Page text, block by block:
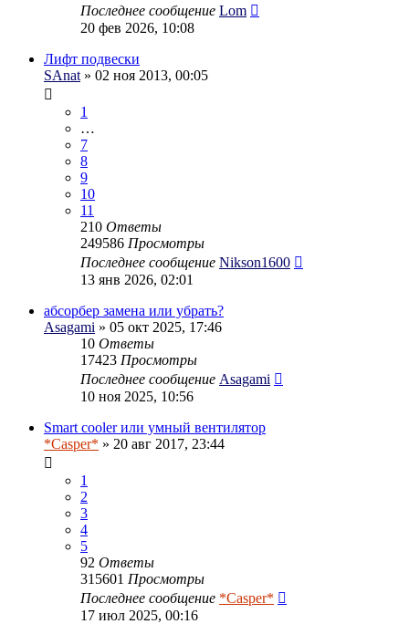
Последнее сообщение Lom
20 фев 2026, 10:08
Лифт подвески
SAnat » 02 ноя 2013, 00:05
1
…
7
8
9
10
11
210 Ответы
249586 Просмотры
Последнее сообщение Nikson1600
13 янв 2026, 02:01
абсорбер замена или убрать?
Asagami » 05 окт 2025, 17:46
10 Ответы
17423 Просмотры
Последнее сообщение Asagami
10 ноя 2025, 10:56
Smart cooler или умный вентилятор
*Casper* » 20 авг 2017, 23:44
1
2
3
4
5
92 Ответы
315601 Просмотры
Последнее сообщение *Casper*
17 июл 2025, 00:16